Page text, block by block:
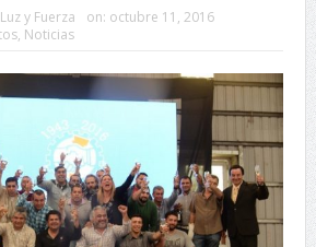
y Fuerza on: octubre 11, 2016
, Noticias